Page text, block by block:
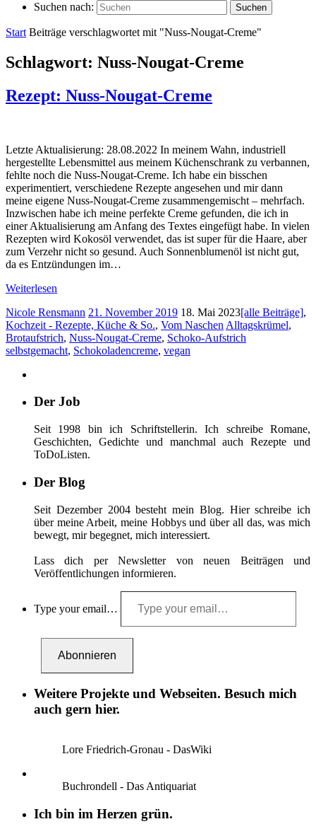
Suchen nach:
Suchen
Start Beiträge verschlagwortet mit "Nuss-Nougat-Creme"
Schlagwort: Nuss-Nougat-Creme
Rezept: Nuss-Nougat-Creme
Letzte Aktualisierung: 28.08.2022 In meinem Wahn, industriell
hergestellte Lebensmittel aus meinem Küchenschrank zu verbannen,
fehlte noch die Nuss-Nougat-Creme. Ich habe ein bisschen
experimentiert, verschiedene Rezepte angesehen und mir dann
meine eigene Nuss-Nougat-Creme zusammengemischt – mehrfach.
Inzwischen habe ich meine perfekte Creme gefunden, die ich in
einer Aktualisierung am Anfang des Textes eingefügt habe. In vielen
Rezepten wird Kokosöl verwendet, das ist super für die Haare, aber
zum Verzehr nicht so gesund. Auch Sonnenblumenöl ist nicht gut,
da es Entzündungen im…
Weiterlesen
Nicole Rensmann 21. November 2019 18. Mai 2023[alle Beiträge],
Kochzeit - Rezepte, Küche & So., Vom Naschen Alltagskrümel,
Brotaufstrich, Nuss-Nougat-Creme, Schoko-Aufstrich
selbstgemacht, Schokoladencreme, vegan
Der Job
Seit 1998 bin ich Schriftstellerin. Ich schreibe Romane,
Geschichten, Gedichte und manchmal auch Rezepte und
ToDoListen.
Der Blog
Seit Dezember 2004 besteht mein Blog. Hier schreibe ich
über meine Arbeit, meine Hobbys und über all das, was mich
bewegt, mir begegnet, mich interessiert.
Lass dich per Newsletter von neuen Beiträgen und
Veröffentlichungen informieren.
Type your email…
Abonnieren
Weitere Projekte und Webseiten. Besuch mich
auch gern hier.
Lore Friedrich-Gronau - DasWiki
Buchrondell - Das Antiquariat
Ich bin im Herzen grün.